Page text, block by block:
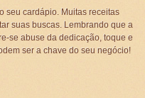
seu cardápio. Muitas receitas
suas buscas. Lembrando que a
se abuse da dedicação, toque e
ser a chave do seu negócio!